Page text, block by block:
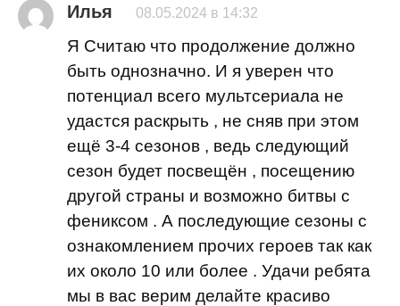
Илья 08.05.2024 в 14:32
Я Считаю что продолжение должно
быть однозначно. И я уверен что
потенциал всего мультсериала не
удастся раскрыть , не сняв при этом
ещё 3-4 сезонов , ведь следующий
сезон будет посвещён , посещению
другой страны и возможно битвы с
фениксом . А последующие сезоны с
ознакомлением прочих героев так как
их около 10 или более . Удачи ребята
мы в вас верим делайте красиво